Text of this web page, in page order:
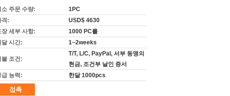
소 주문 수량:
1PC
격:
USD$ 4630
장 세부 사항:
1000 PC를
달 시간:
1~2weeks
불 조건:
T/T, L/C, PayPal, 서부 동맹의
현금, 조건부 날인 증서
급 능력:
한달 1000pcs
접촉